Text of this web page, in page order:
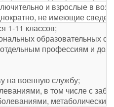
и взрослые в
не имеющие
1-11 классов;
образовательных
профессиям и
на военную службу;
в том числе с